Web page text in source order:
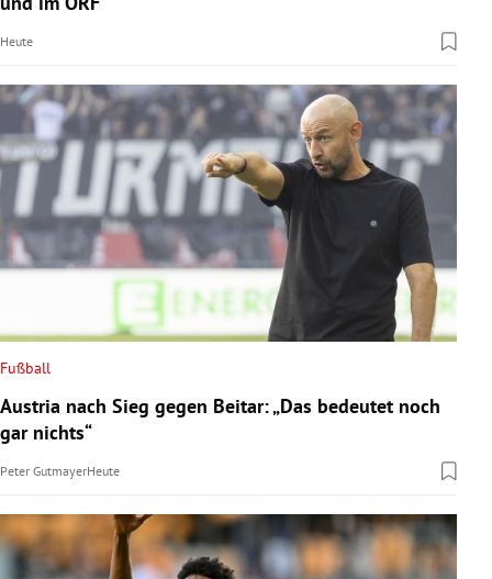
Heute
Fußball
Austria nach Sieg gegen Beitar: „Das bedeutet noch
gar nichts“
Peter GutmayerHeute